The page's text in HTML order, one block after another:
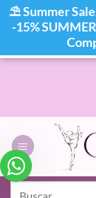
⛱ Summer
-15%